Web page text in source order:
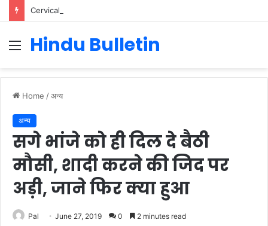
Menu
Hindu Bulletin
Home /अन्य
अन्य
सगे भांजे को ही दिल दे बैठी
मौसी, शादी करने की जिद पर
अड़ी, जाने फिर क्या हुआ
Pal June 27, 2019 0 2 minutes read